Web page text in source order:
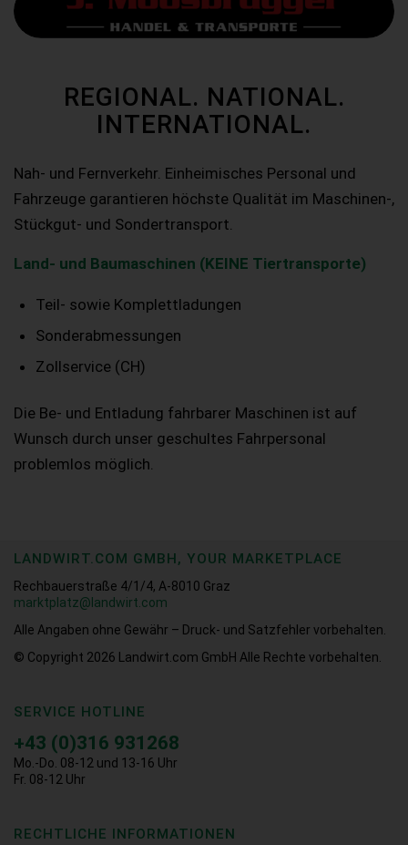
REGIONAL. NATIONAL.
INTERNATIONAL.
Nah- und Fernverkehr. Einheimisches Personal und
Fahrzeuge garantieren höchste Qualität im Maschinen-,
Stückgut- und Sondertransport.
Land- und Baumaschinen (KEINE Tiertransporte)
Teil- sowie Komplettladungen
Sonderabmessungen
Zollservice (CH)
Die Be- und Entladung fahrbarer Maschinen ist auf
Wunsch durch unser geschultes Fahrpersonal
problemlos möglich.
LANDWIRT.COM GMBH, YOUR MARKETPLACE
Rechbauerstraße 4/1/4, A-8010 Graz
marktplatz@landwirt.com
Alle Angaben ohne Gewähr – Druck- und Satzfehler vorbehalten.
© Copyright 2026
Landwirt.com GmbH Alle Rechte vorbehalten.
SERVICE HOTLINE
+43 (0)316 931268
Mo.-Do. 08-12 und 13-16 Uhr
Fr. 08-12 Uhr
RECHTLICHE INFORMATIONEN